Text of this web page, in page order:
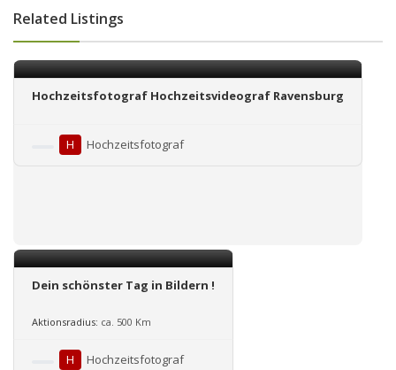
Related Listings
Hochzeitsfotograf Hochzeitsvideograf Ravensburg
H Hochzeitsfotograf
Dein schönster Tag in Bildern !
Aktionsradius: ca. 500 Km
H Hochzeitsfotograf